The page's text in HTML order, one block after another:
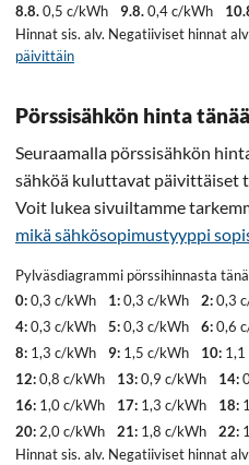
8.8.0,5 c/kWh 9.8.0,4 c/kWh
Hinnat sis. alv. Negatiiviset hinnat
päivittäin
Pörssisähkön hinta
Seuraamalla pörssisähkön
sähköä kuluttavat päivittäiset
Voit lukea sivuiltamme
mikä sähkösopimustyyppi
Pylväsdiagrammi pörssihinnasta
0:0,3 c/kWh 1:0,3 c/kWh 2:0,3
4:0,3 c/kWh 5:0,3 c/kWh 6:0,6
8: 1,3 c/kWh 9: 1,5 c/kWh 10:
12:0,8 c/kWh 13:0,9 c/kWh 14:
16: 1,0 c/kWh 17: 1,3 c/kWh 18:
20: 2,0 c/kWh 21: 1,8 c/kWh 22:
Hinnat sis. alv. Negatiiviset hinnat